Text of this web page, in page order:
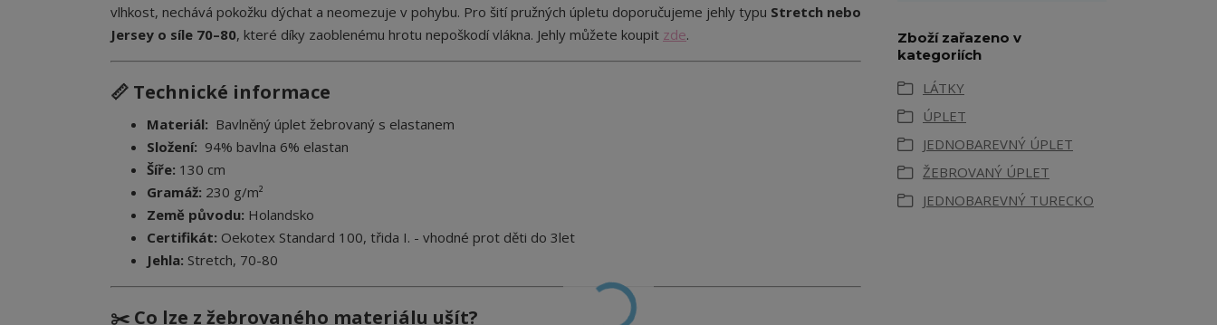
vlhkost, nechává pokožku dýchat a neomezuje v pohybu. Pro šití pružných úpletu doporučujeme jehly typu Stretch nebo
Jersey o síle 70–80, které díky zaoblenému hrotu nepoškodí vlákna. Jehly můžete koupit zde.
📏 Technické informace
Materiál: Bavlněný úplet žebrovaný s elastanem
Složení: 94% bavlna 6% elastan
Šíře: 130 cm
Gramáž: 230 g/m²
Země původu: Holandsko
Certifikát: Oekotex Standard 100, třida I. - vhodné prot děti do 3let
Jehla: Stretch, 70-80
✂️ Co lze z žebrovaného materiálu ušít?
Zboží zařazeno v
kategoriích
LÁTKY
ÚPLET
JEDNOBAREVNÝ ÚPLET
ŽEBROVANÝ ÚPLET
JEDNOBAREVNÝ TURECKO